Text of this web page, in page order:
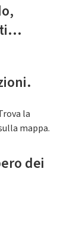
la
mappa.
dei